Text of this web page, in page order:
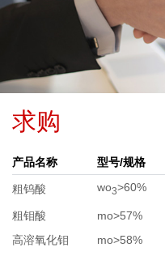
求购
产品名称 型号/规格
粗钨酸 wo3>60%
粗钼酸 mo>57%
高溶氧化钼
mo>58%